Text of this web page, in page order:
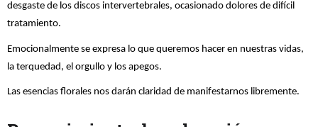
desgaste de los discos intervertebrales, ocasionado dolores de difícil
tratamiento.
Emocionalmente se expresa lo que queremos hacer en nuestras vidas,
la terquedad, el orgullo y los apegos.
Las esencias florales nos darán claridad de manifestarnos libremente.